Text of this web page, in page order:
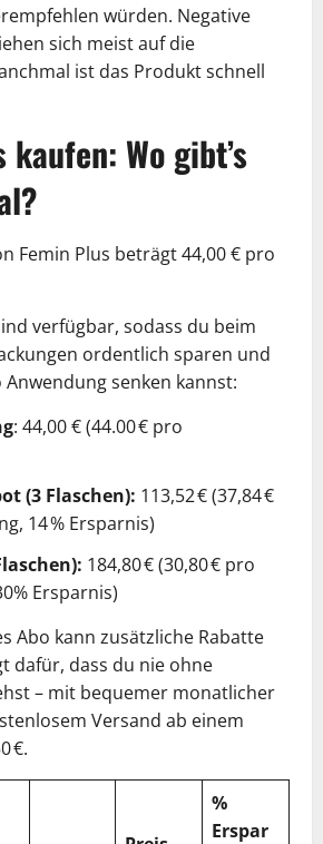
würden. Negative
sich meist auf die
ist das Produkt schnell
kaufen: Wo gibt’s
Femin Plus beträgt 44,00 € pro
verfügbar, sodass du beim
ordentlich sparen und
senken kannst:
: 44,00 € (44.00 € pro
(3 Flaschen): 113,52 € (37,84 €
14 % Ersparnis)
184,80 € (30,80 € pro
Ersparnis)
Abo kann zusätzliche Rabatte
dafür, dass du nie ohne
– mit bequemer monatlicher
Versand ab einem
€.
%
Erspar